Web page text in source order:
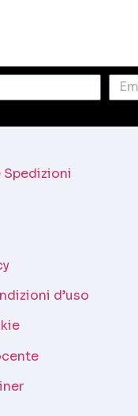
Spedizioni
d’uso